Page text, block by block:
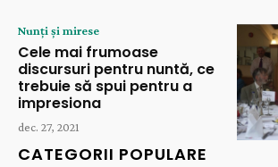
Nunți și mirese
Cele mai frumoase
discursuri pentru nuntă, ce
trebuie să spui pentru a
impresiona
dec. 27, 2021
CATEGORII POPULARE